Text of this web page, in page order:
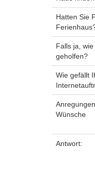
Hatten Sie
Falls ja,
geholfen?
Wie gefällt
Wünsche
Antwort: